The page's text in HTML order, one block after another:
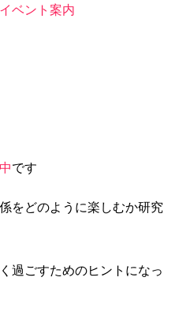
イベント案内
です
をどのように楽しむか研究
過ごすためのヒントになっ